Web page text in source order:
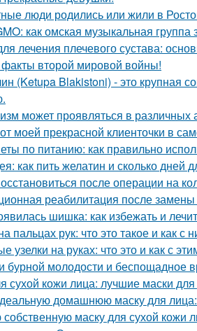
люди родились или жили в
как омская музыкальная
лечения плечевого сустава:
второй мировой войны!
(Ketupa Blakistoni) - это крупная
может проявляться в различных
моей прекрасной клиенточки в
по питанию: как правильно
как пить желатин и сколько дней
после операции на
реабилитация после
шишка: как избежать и
пальцах рук: что это такое и как с
узелки на руках: что это и как с
бурной молодости и
сухой кожи лица: лучшие маски
домашнюю маску для
маску для сухой кожи